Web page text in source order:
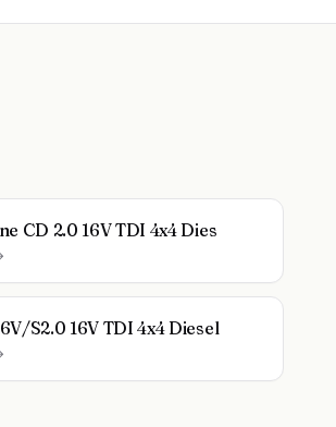
CD 2.0 16V TDI 4x4 Dies
S2.0 16V TDI 4x4 Diesel